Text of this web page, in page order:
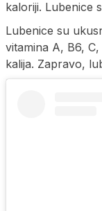
kaloriji. Lubenice
Lubenice su
vitamina A, B6,
kalija. Zapravo,